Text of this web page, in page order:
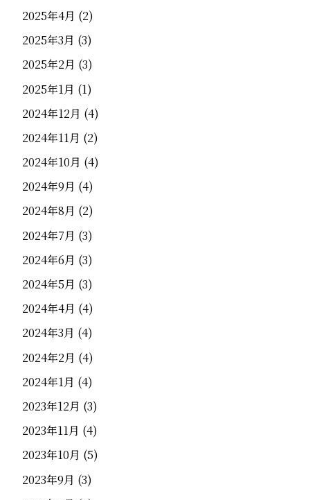
2025年4月 (2)
2025年3月 (3)
2025年2月 (3)
2025年1月 (1)
2024年12月 (4)
2024年11月 (2)
2024年10月 (4)
2024年9月 (4)
2024年8月 (2)
2024年7月 (3)
2024年6月 (3)
2024年5月 (3)
2024年4月 (4)
2024年3月 (4)
2024年2月 (4)
2024年1月 (4)
2023年12月 (3)
2023年11月 (4)
2023年10月 (5)
2023年9月 (3)